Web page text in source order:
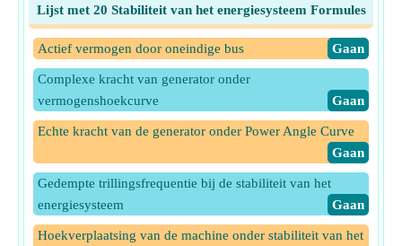
Lijst met 20 Stabiliteit van het energiesysteem Formules
Actief vermogen door oneindige bus ​Gaan
Complexe kracht van generator onder
vermogenshoekcurve
​Gaan
Echte kracht van de generator onder Power Angle Curve
​Gaan
Gedempte trillingsfrequentie bij de stabiliteit van het
energiesysteem
​Gaan
Hoekverplaatsing van de machine onder stabiliteit van het